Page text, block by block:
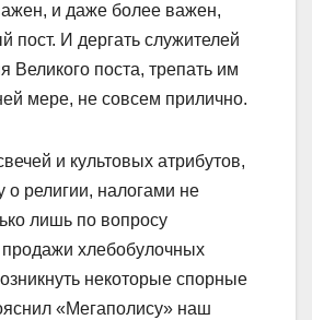
и даже более важен,
пост. И дергать служителей
Великого поста, трепать им
мере, не совсем прилично.
и культовых атрибутов,
о религии, налогами не
лишь по вопросу
продажи хлебобулочных
некоторые спорные
«Мегаполису» наш